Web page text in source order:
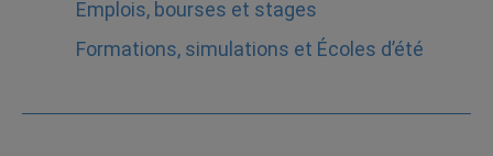
Emplois, bourses et stages
Formations, simulations et Écoles d’été